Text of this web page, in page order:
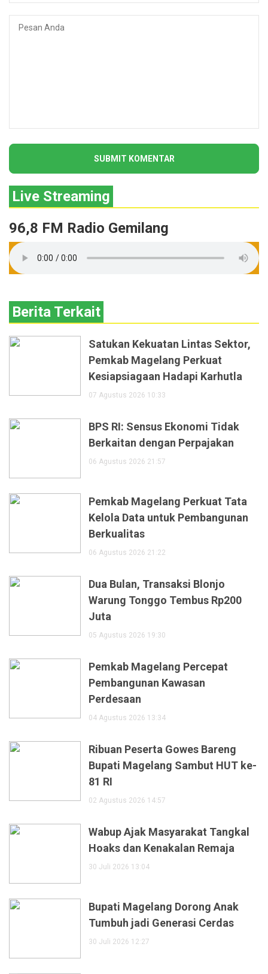
Live Streaming
96,8 FM Radio Gemilang
Berita Terkait
Satukan Kekuatan Lintas Sektor,
Pemkab Magelang Perkuat
Kesiapsiagaan Hadapi Karhutla
07 Agustus 2026 10:33
BPS RI: Sensus Ekonomi Tidak
Berkaitan dengan Perpajakan
06 Agustus 2026 21:57
Pemkab Magelang Perkuat Tata
Kelola Data untuk Pembangunan
Berkualitas
06 Agustus 2026 21:22
Dua Bulan, Transaksi Blonjo
Warung Tonggo Tembus Rp200
Juta
05 Agustus 2026 19:30
Pemkab Magelang Percepat
Pembangunan Kawasan
Perdesaan
04 Agustus 2026 13:34
Ribuan Peserta Gowes Bareng
Bupati Magelang Sambut HUT ke-
81 RI
02 Agustus 2026 14:57
Wabup Ajak Masyarakat Tangkal
Hoaks dan Kenakalan Remaja
30 Juli 2026 13:04
Bupati Magelang Dorong Anak
Tumbuh jadi Generasi Cerdas
30 Juli 2026 12:27